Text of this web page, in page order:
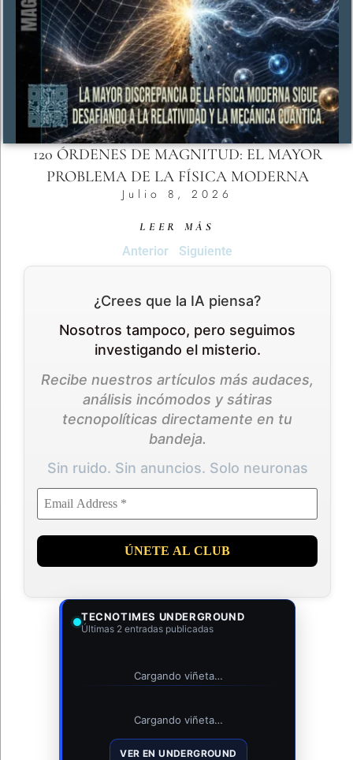
120 ÓRDENES DE MAGNITUD: EL MAYOR
PROBLEMA DE LA FÍSICA MODERNA
Julio 8, 2026
LEER MÁS
Anterior Siguiente
¿Crees que la IA piensa?
Nosotros tampoco, pero seguimos
investigando el misterio.
Recibe nuestros artículos más audaces,
análisis incómodos y sátiras
tecnopolíticas directamente en tu
bandeja.
Sin ruido. Sin anuncios. Solo neuronas
TECNOTIMES UNDERGROUND
Últimas 2 entradas publicadas
Cargando viñeta…
Cargando viñeta…
VER EN UNDERGROUND